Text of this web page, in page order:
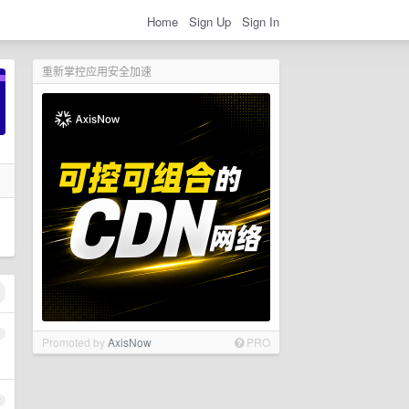
Home Sign Up Sign In
重新掌控应用安全加速
Promoted byAxisNow PRO